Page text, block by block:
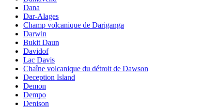
Dana
Dar-Alages
Champ volcanique de Dariganga
Darwin
Bukit Daun
Davidof
Lac Davis
Chaîne volcanique du détroit de Dawson
Deception Island
Demon
Dempo
Denison